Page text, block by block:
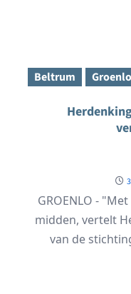
Beltrum Groenlo
GROENLO -
midden, vertelt
van de